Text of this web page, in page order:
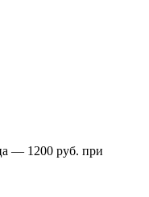
— 1200 руб. при